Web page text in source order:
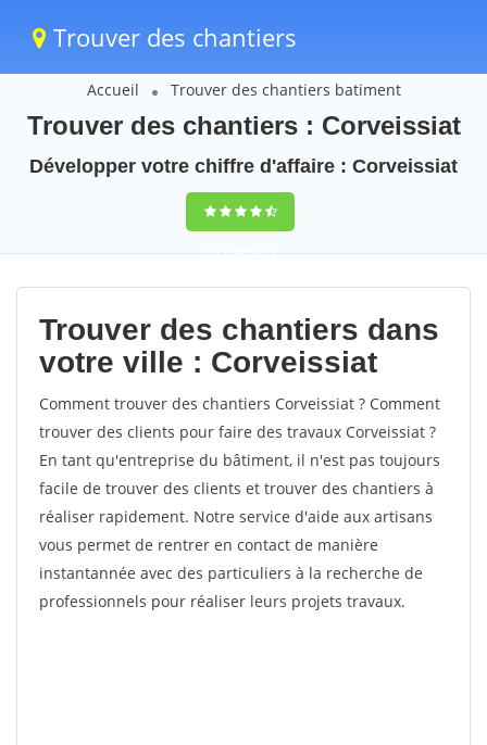
Trouver des chantiers
Accueil Trouver des chantiers batiment
Trouver des chantiers : Corveissiat
Développer votre chiffre d'affaire : Corveissiat
9,5(100%)44
votes
Trouver des chantiers dans
votre ville : Corveissiat
Comment trouver des chantiers Corveissiat ? Comment
trouver des clients pour faire des travaux Corveissiat ?
En tant qu'entreprise du bâtiment, il n'est pas toujours
facile de trouver des clients et trouver des chantiers à
réaliser rapidement. Notre service d'aide aux artisans
vous permet de rentrer en contact de manière
instantannée avec des particuliers à la recherche de
professionnels pour réaliser leurs projets travaux.